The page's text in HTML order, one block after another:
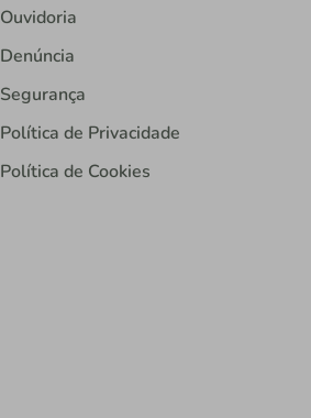
Ouvidoria
Denúncia
Segurança
Política de Privacidade
Política de Cookies